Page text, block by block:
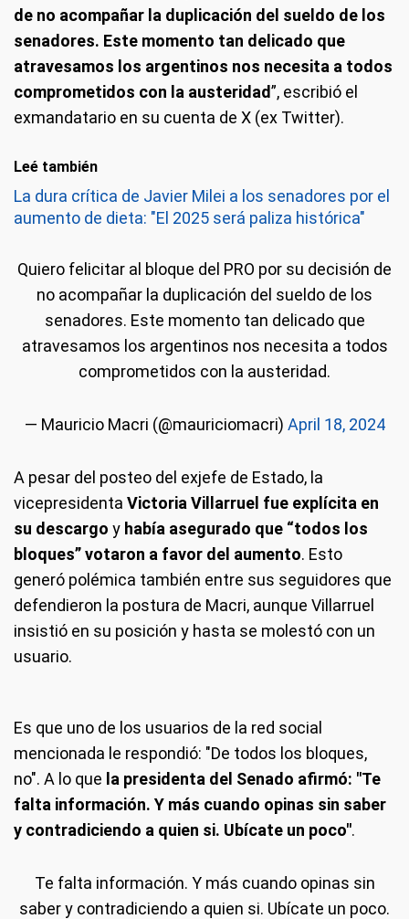
de no acompañar la duplicación del sueldo de los
senadores. Este momento tan delicado que
atravesamos los argentinos nos necesita a todos
comprometidos con la austeridad”, escribió el
exmandatario en su cuenta de X (ex Twitter).
Leé también
La dura crítica de Javier Milei a los senadores por el
aumento de dieta: "El 2025 será paliza histórica"
Quiero felicitar al bloque del PRO por su decisión de
no acompañar la duplicación del sueldo de los
senadores. Este momento tan delicado que
atravesamos los argentinos nos necesita a todos
comprometidos con la austeridad.
— Mauricio Macri (@mauriciomacri) April 18, 2024
A pesar del posteo del exjefe de Estado, la
vicepresidenta Victoria Villarruel fue explícita en
su descargo y había asegurado que “todos los
bloques” votaron a favor del aumento. Esto
generó polémica también entre sus seguidores que
defendieron la postura de Macri, aunque Villarruel
insistió en su posición y hasta se molestó con un
usuario.
Es que uno de los usuarios de la red social
mencionada le respondió: "De todos los bloques,
no". A lo que la presidenta del Senado afirmó: "Te
falta información. Y más cuando opinas sin saber
y contradiciendo a quien si. Ubícate un poco".
Te falta información. Y más cuando opinas sin
saber y contradiciendo a quien si. Ubícate un poco.